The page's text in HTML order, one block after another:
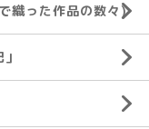
織った作品の数々)